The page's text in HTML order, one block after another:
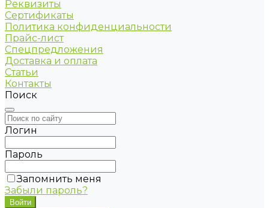
Реквизиты
Сертификаты
Политика конфиденциальности
Прайс-лист
Спецпредложения
Доставка и оплата
Статьи
Контакты
Поиск
Логин
Пароль
Запомнить меня
Забыли пароль?